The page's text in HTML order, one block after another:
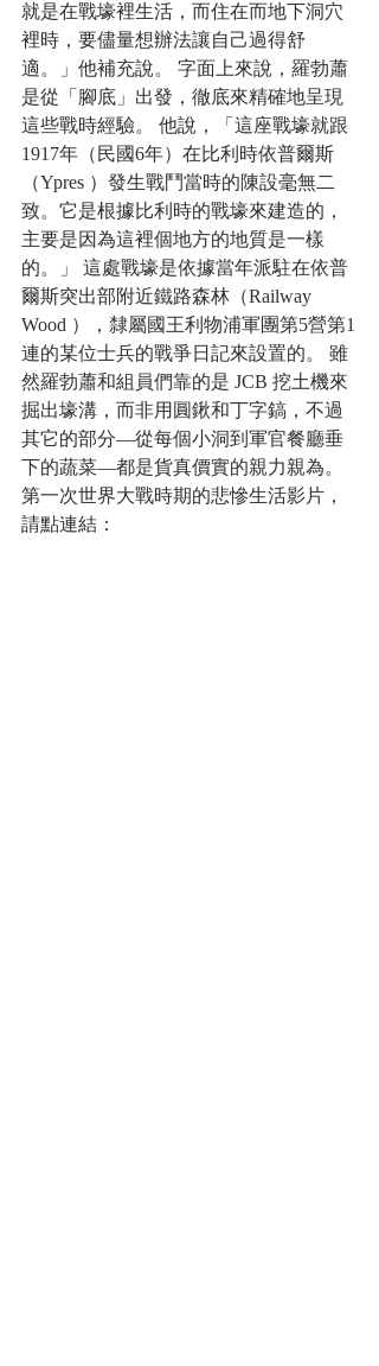
就是在戰壕裡生活，而住在而地下洞穴
裡時，要儘量想辦法讓自己過得舒
適。」他補充說。 字面上來說，羅勃蕭
是從「腳底」出發，徹底來精確地呈現
這些戰時經驗。 他說，「這座戰壕就跟
1917年（民國6年）在比利時依普爾斯
（Ypres ）發生戰鬥當時的陳設毫無二
致。它是根據比利時的戰壕來建造的，
主要是因為這裡個地方的地質是一樣
的。」 這處戰壕是依據當年派駐在依普
爾斯突出部附近鐵路森林（Railway
Wood ），隸屬國王利物浦軍團第5營第1
連的某位士兵的戰爭日記來設置的。 雖
然羅勃蕭和組員們靠的是 JCB 挖土機來
掘出壕溝，而非用圓鍬和丁字鎬，不過
其它的部分—從每個小洞到軍官餐廳垂
下的蔬菜—都是貨真價實的親力親為。
第一次世界大戰時期的悲慘生活影片，
請點連結：